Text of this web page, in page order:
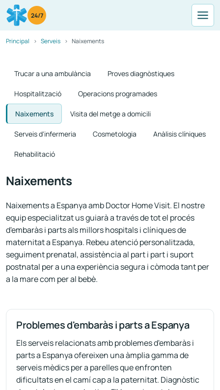
24/7
Principal Serveis Naixements
Trucar a una ambulància Proves diagnòstiques
Hospitalització Operacions programades
Naixements Visita del metge a domicili
Serveis d'infermeria Cosmetologia Anàlisis clíniques
Rehabilitació
Naixements
Naixements a Espanya amb Doctor Home Visit. El nostre
equip especialitzat us guiarà a través de tot el procés
d'embaràs i parts als millors hospitals i clíniques de
maternitat a Espanya. Rebeu atenció personalitzada,
seguiment prenatal, assistència al part i part i suport
postnatal per a una experiència segura i còmoda tant per
a la mare com per al bebè.
Problemes d'embaràs i parts a Espanya
Els serveis relacionats amb problemes d'embaràs i
parts a Espanya ofereixen una àmplia gamma de
serveis mèdics per a parelles que enfronten
dificultats en el camí cap a la paternitat. Diagnòstic